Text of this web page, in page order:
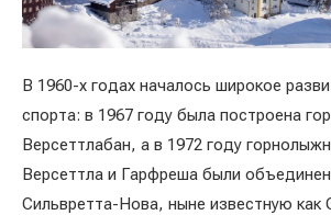
В 1960-х годах началось широкое
спорта: в 1967 году была построена
Версеттлабан, а в 1972 году
Версеттла и Гарфреша были
Сильвретта-Нова, ныне известную как